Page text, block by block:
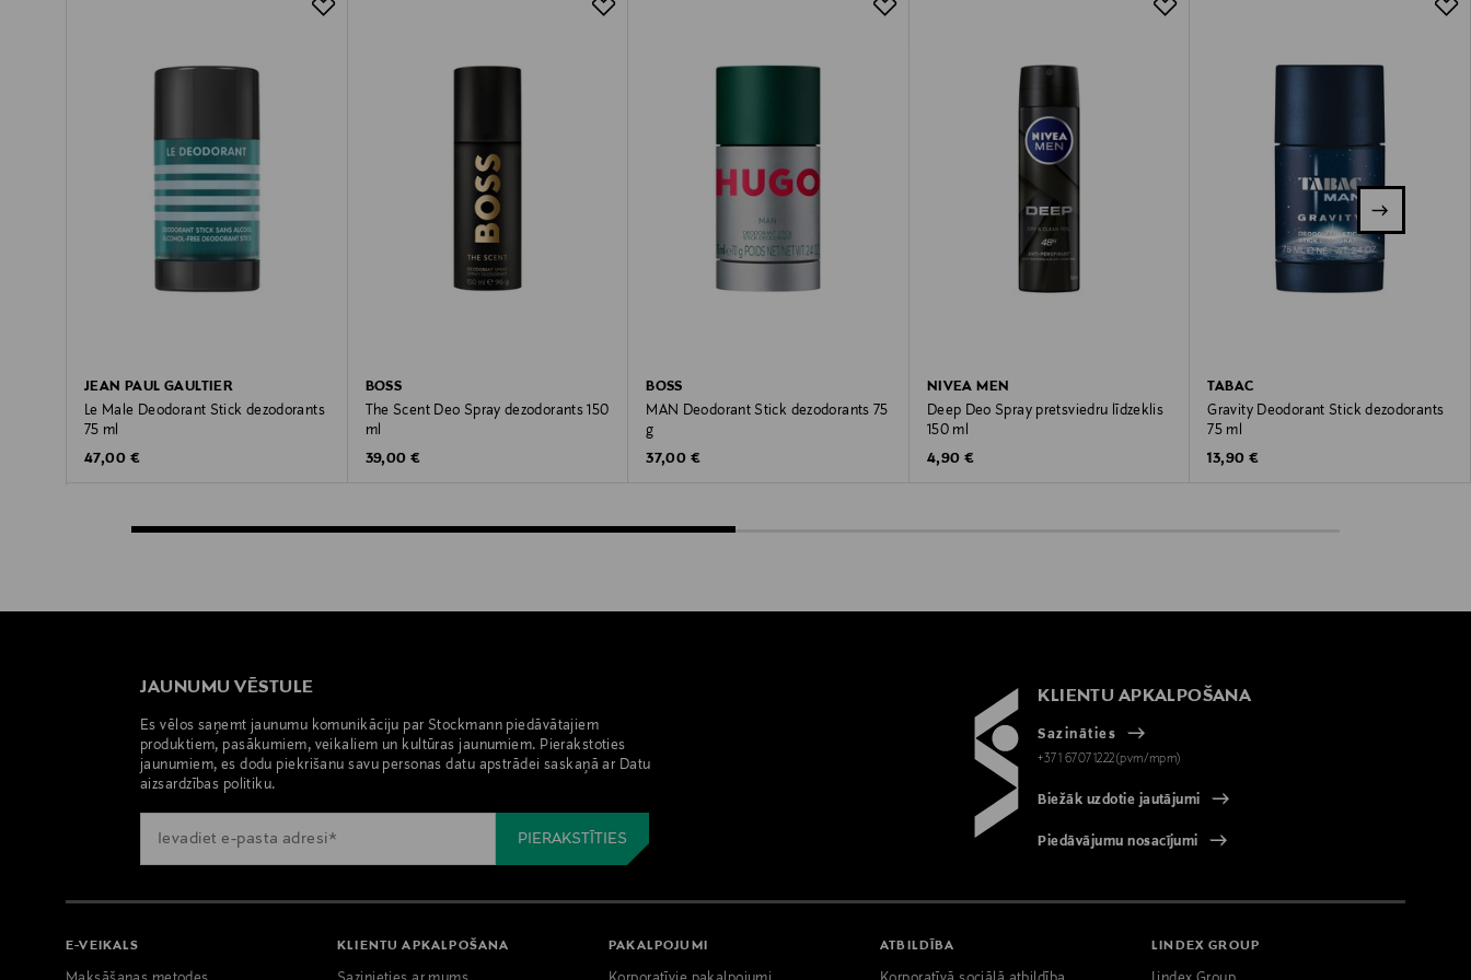
JEAN PAUL GAULTIER
Le Male Deodorant Stick dezodorants
75 ml
Original Price
47,00 €
BOSS
The Scent Deo Spray dezodorants 150
ml
Original Price
39,00 €
BOSS
MAN Deodorant Stick dezodorants 75
g
Original Price
37,00 €
NIVEA MEN
Deep Deo Spray pretsviedru līdzeklis
150 ml
Original Price
4,90 €
TABAC
Gravity Deodorant Stick dezodorants
75 ml
Original Price
13,90 €
JAUNUMU VĒSTULE
Es vēlos saņemt jaunumu komunikāciju par Stockmann piedāvātajiem
produktiem, pasākumiem, veikaliem un kultūras jaunumiem. Pierakstoties
jaunumiem, es dodu piekrišanu savu personas datu apstrādei saskaņā ar Datu
aizsardzības politiku.
KLIENTU APKALPOŠANA
Sazināties
+371 67071222(pvm/mpm)
Biežāk uzdotie jautājumi
Piedāvājumu nosacījumi
E-VEIKALS KLIENTU APKALPOŠANA PAKALPOJUMI ATBILDĪBA LINDEX GROUP